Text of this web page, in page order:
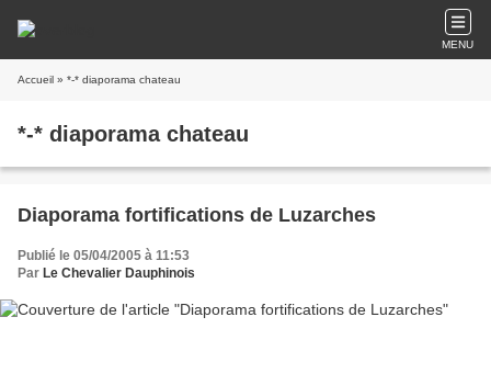
MENU
Accueil » *-* diaporama chateau
*-* diaporama chateau
Diaporama fortifications de Luzarches
Publié le 05/04/2005 à 11:53
Par Le Chevalier Dauphinois